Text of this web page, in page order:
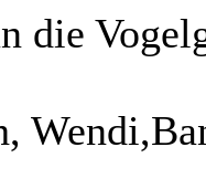
die